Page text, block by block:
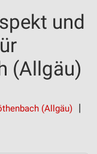
und
(Allgäu)
(Allgäu)